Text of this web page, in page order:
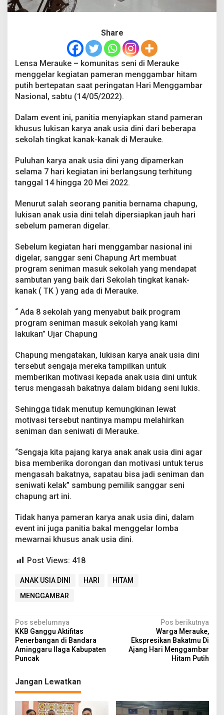
D
i
p
m
e
r
a
D
i
v
e
n
t
e
n
g
m
b
a
r
i
a
m
P
u
i
h
Share
Lensa Merauke – komunitas seni di Merauke
menggelar kegiatan pameran menggambar hitam
putih bertepatan saat peringatan Hari Menggambar
Nasional, sabtu (14/05/2022).
Dalam event ini, panitia menyiapkan stand pameran
khusus lukisan karya anak usia dini dari beberapa
sekolah tingkat kanak-kanak di Merauke.
Puluhan karya anak usia dini yang dipamerkan
selama 7 hari kegiatan ini berlangsung terhitung
tanggal 14 hingga 20 Mei 2022.
Menurut salah seorang panitia bernama chapung,
lukisan anak usia dini telah dipersiapkan jauh hari
sebelum pameran digelar.
Sebelum kegiatan hari menggambar nasional ini
digelar, sanggar seni Chapung Art membuat
program seniman masuk sekolah yang mendapat
sambutan yang baik dari Sekolah tingkat kanak-
kanak ( TK ) yang ada di Merauke.
“ Ada 8 sekolah yang menyabut baik program
program seniman masuk sekolah yang kami
lakukan” Ujar Chapung
Chapung mengatakan, lukisan karya anak usia dini
tersebut sengaja mereka tampilkan untuk
memberikan motivasi kepada anak usia dini untuk
terus mengasah bakatnya dalam bidang seni lukis.
Sehingga tidak menutup kemungkinan lewat
motivasi tersebut nantinya mampu melahirkan
seniman dan seniwati di Merauke.
“Sengaja kita pajang karya anak anak usia dini agar
bisa memberika dorongan dan motivasi untuk terus
mengasah bakatnya, sapatau bisa jadi seniman dan
seniwati kelak” sambung pemilik sanggar seni
chapung art ini.
Tidak hanya pameran karya anak usia dini, dalam
event ini juga panitia bakal menggelar lomba
mewarnai khusus anak usia dini.
Post Views: 418
ANAK USIA DINI HARI
HITAM
MENGGAMBAR
N
a
v
g
a
Pos sebelumnya
KKB Ganggu Aktifitas
Penerbangan di Bandara
Aminggaru Ilaga Kabupaten
Puncak
Pos berikutnya
Warga Merauke,
Ekspresikan Bakatmu Di
Ajang Hari Menggambar
Hitam Putih
Jangan Lewatkan